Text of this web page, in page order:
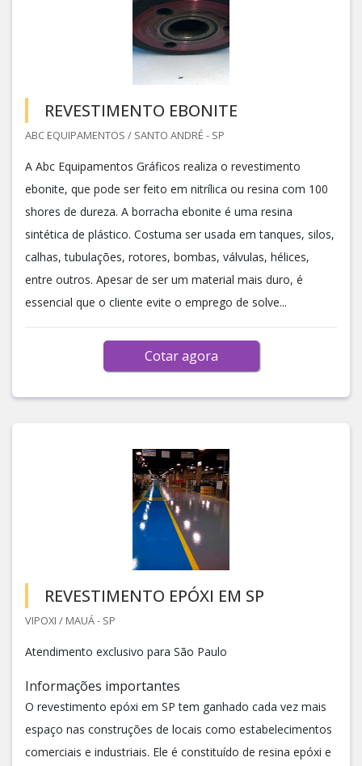
REVESTIMENTO EBONITE
ABC EQUIPAMENTOS / SANTO ANDRÉ - SP
A Abc Equipamentos Gráficos realiza o revestimento
ebonite, que pode ser feito em nitrílica ou resina com 100
shores de dureza. A borracha ebonite é uma resina
sintética de plástico. Costuma ser usada em tanques, silos,
calhas, tubulações, rotores, bombas, válvulas, hélices,
entre outros. Apesar de ser um material mais duro, é
essencial que o cliente evite o emprego de solve...
Cotar agora
REVESTIMENTO EPÓXI EM SP
VIPOXI / MAUÁ - SP
Atendimento exclusivo para São Paulo
Informações importantes
O revestimento epóxi em SP tem ganhado cada vez mais
espaço nas construções de locais como estabelecimentos
comerciais e industriais. Ele é constituído de resina epóxi e